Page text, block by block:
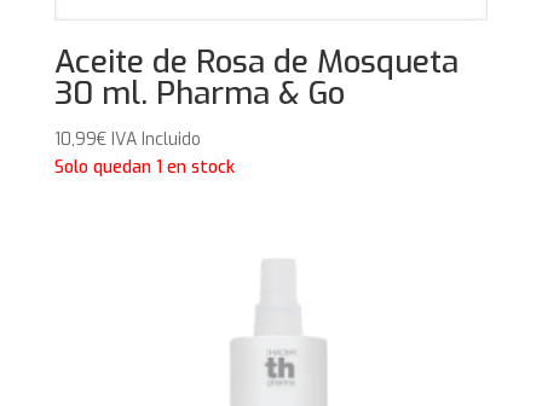
Aceite de Rosa de Mosqueta
30 ml. Pharma & Go
10,99€ IVA Incluido
Solo quedan 1 en stock